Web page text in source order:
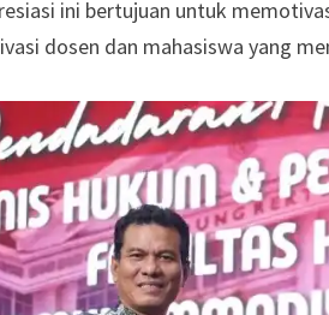
ini bertujuan untuk
dosen dan mahasiswa yang